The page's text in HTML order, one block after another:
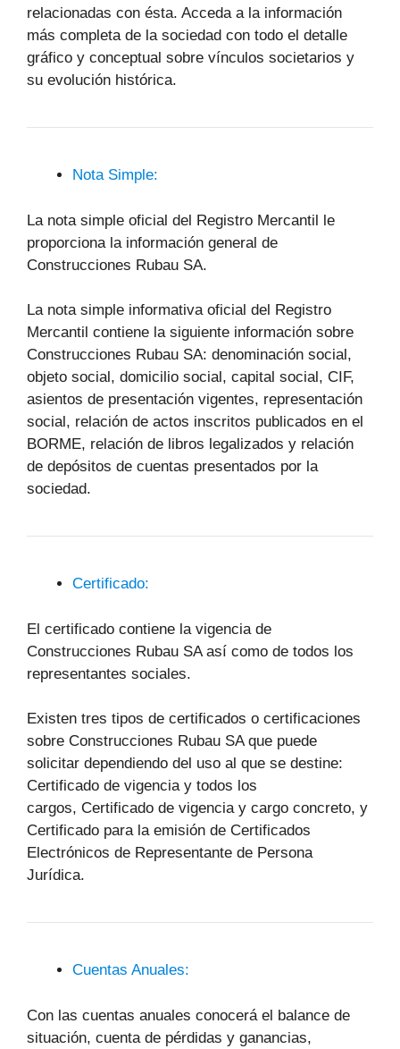
relacionadas con ésta. Acceda a la información
más completa de la sociedad con todo el detalle
gráfico y conceptual sobre vínculos societarios y
su evolución histórica.
Nota Simple:
La nota simple oficial del Registro Mercantil le
proporciona la información general de
Construcciones Rubau SA.
La nota simple informativa oficial del Registro
Mercantil contiene la siguiente información sobre
Construcciones Rubau SA: denominación social,
objeto social, domicilio social, capital social, CIF,
asientos de presentación vigentes, representación
social, relación de actos inscritos publicados en el
BORME, relación de libros legalizados y relación
de depósitos de cuentas presentados por la
sociedad.
Certificado:
El certificado contiene la vigencia de
Construcciones Rubau SA así como de todos los
representantes sociales.
Existen tres tipos de certificados o certificaciones
sobre Construcciones Rubau SA que puede
solicitar dependiendo del uso al que se destine:
Certificado de vigencia y todos los
cargos, Certificado de vigencia y cargo concreto, y
Certificado para la emisión de Certificados
Electrónicos de Representante de Persona
Jurídica.
Cuentas Anuales:
Con las cuentas anuales conocerá el balance de
situación, cuenta de pérdidas y ganancias,